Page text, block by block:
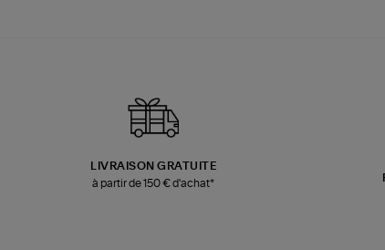
LIVRAISON GRATUITE
à partir de 150 € d'achat*